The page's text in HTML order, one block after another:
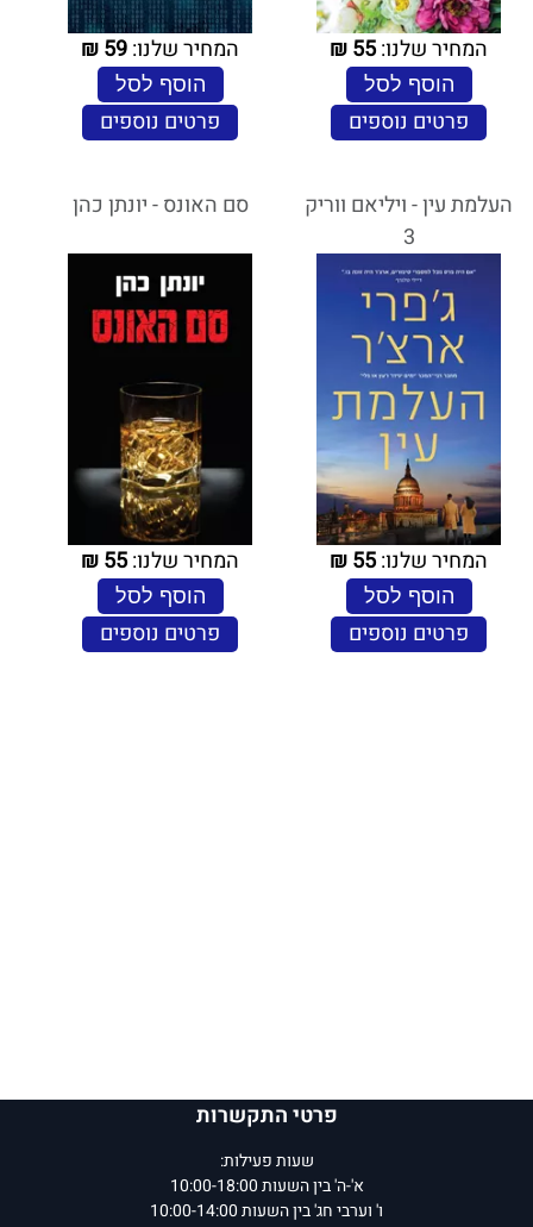
המחיר שלנו:55
₪
הוסף לסל
פרטים נוספים
המחיר שלנו:59
₪
הוסף לסל
פרטים נוספים
העלמת עין - ויליאם ווריק
3
המחיר שלנו:55
₪
הוסף לסל
פרטים נוספים
סם האונס - יונתן כהן
המחיר שלנו:55
₪
הוסף לסל
פרטים נוספים
פרטי התקשרות
שעות פעילות:
א'-ה' בין השעות 10:00-18:00
ו' וערבי חג' בין השעות 10:00-14:00